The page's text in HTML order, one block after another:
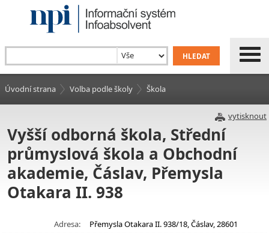
Úvodní strana Volba podle školy Škola
vytisknout
Vyšší odborná škola, Střední
průmyslová škola a Obchodní
akademie, Čáslav, Přemysla
Otakara II. 938
Adresa:
Přemysla Otakara II. 938/18, Čáslav, 28601